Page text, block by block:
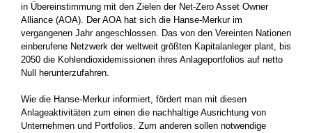
in Übereinstimmung mit den Zielen der Net-Zero Asset Owner
Alliance (AOA). Der AOA hat sich die Hanse-Merkur im
vergangenen Jahr angeschlossen. Das von den Vereinten Nationen
einberufene Netzwerk der weltweit größten Kapitalanleger plant, bis
2050 die Kohlendioxidemissionen ihres Anlageportfolios auf netto
Null herunterzufahren.
Wie die Hanse-Merkur informiert, fördert man mit diesen
Anlageaktivitäten zum einen die nachhaltige Ausrichtung von
Unternehmen und Portfolios. Zum anderen sollen notwendige